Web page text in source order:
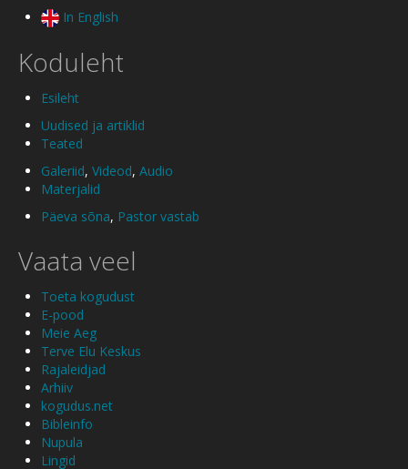
In English
Koduleht
Esileht
Uudised ja artiklid
Teated
Galeriid, Videod, Audio
Materjalid
Päeva sõna, Pastor vastab
Vaata veel
Toeta kogudust
E-pood
Meie Aeg
Terve Elu Keskus
Rajaleidjad
Arhiiv
kogudus.net
Bibleinfo
Nupula
Lingid